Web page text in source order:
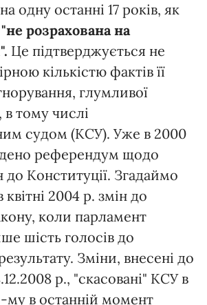
одну останні 17 років, як
розрахована на
Це підтверджується не
кількістю фактів її
глумливої
в тому числі
судом (КСУ). Уже в 2000
референдум щодо
до Конституції. Згадаймо
2004 р. змін до
коли парламент
шість голосів до
Зміни, внесені до
р., "скасовані" КСУ в
му в останній момент